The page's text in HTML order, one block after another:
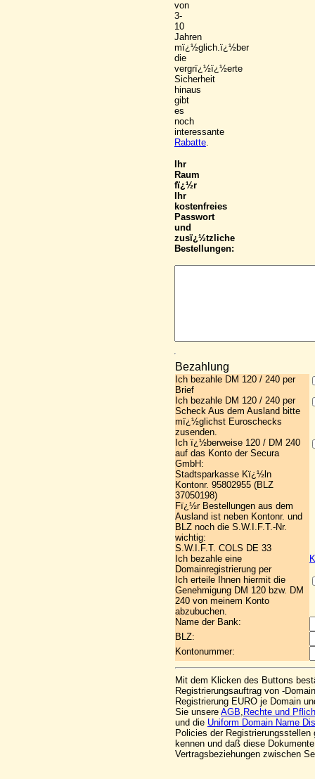
von
3-
10
Jahren
mï¿½glich.ï¿½ber
die
vergrï¿½ï¿½erte
Sicherheit
hinaus
gibt
es
noch
interessante
Rabatte.
Ihr
Raum
fï¿½r
Ihr
kostenfreies
Passwort
und
zusï¿½tzliche
Bestellungen:
Bezahlung
Ich bezahle DM 120 / 240 per
Brief
Ich bezahle DM 120 / 240 per
Scheck Aus dem Ausland bitte
mï¿½glichst Euroschecks
zusenden.
Ich ï¿½berweise 120 / DM 240
auf das Konto der Secura
GmbH:
Stadtsparkasse Kï¿½ln
Kontonr. 95802955 (BLZ
37050198)
Fï¿½r Bestellungen aus dem
Ausland ist neben Kontonr. und
BLZ noch die S.W.I.F.T.-Nr.
wichtig:
S.W.I.F.T. COLS DE 33
Ich bezahle eine
Domainregistrierung per
Ich erteile Ihnen hiermit die
Genehmigung DM 120 bzw. DM
240 von meinem Konto
abzubuchen.
Name der Bank:
BLZ:
Kontonummer:
Mit dem Klicken des Buttons
Registrierungsauftrag von -
Registrierung EURO je Domain
Sie unsere AGB, Rechte und
und die Uniform Domain Name
Policies der Registrierungsstellen
kennen und daß diese
Vertragsbeziehungen zwischen